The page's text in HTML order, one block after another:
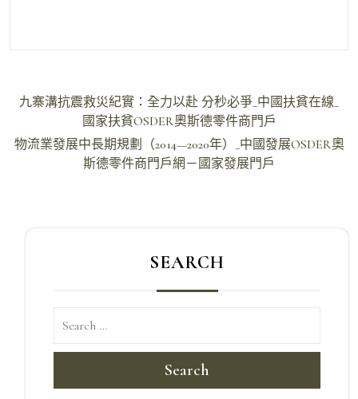
文
導
九寨溝抗震救災紀實：全力以赴 分秒必爭_中國扶貧在線_
國家扶貧OSDER奧斯德零件商門戶
物流業發展中長期規劃（2014—2020年）_中國發展OSDER奧
斯德零件商門戶網－國家發展門戶
SEARCH
Search